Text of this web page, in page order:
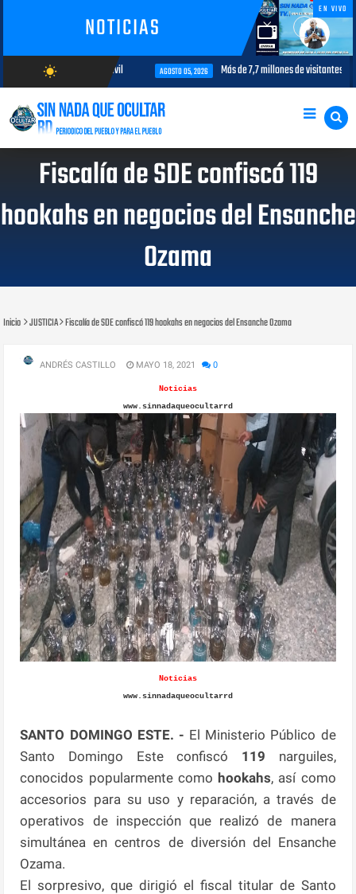
NOTICIAS
EN VIVO
wb_sunny
AGOSTO/10/2026
para la aviación civil AGOSTO 05, 2026 Más de 7,7 millones de visitantes
Fiscalía de SDE confiscó 119
hookahs en negocios del Ensanche
Ozama
Inicio JUSTICIA Fiscalía de SDE confiscó 119 hookahs en negocios del Ensanche Ozama
ANDRÉS CASTILLO MAYO 18, 2021 0
Noticias
www.sinnadaqueocultarrd
Noticias
www.sinnadaqueocultarrd
SANTO DOMINGO ESTE. - El Ministerio Público de
Santo Domingo Este confiscó 119 narguiles,
conocidos popularmente comohookahs, así como
accesorios para su uso y reparación, a través de
operativos de inspección que realizó de manera
simultánea en centros de diversión del Ensanche
Ozama.
El sorpresivo, que dirigió el fiscal titular de Santo